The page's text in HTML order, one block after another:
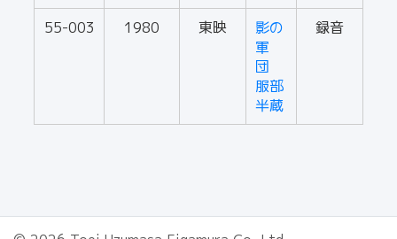
55-003 1980 東映
影の
軍
団
服部
半蔵
録音